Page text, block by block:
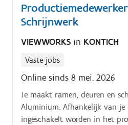
Schrijnwerk
VIEWWORKS in KONTICH
Vaste jobs
Online sinds 8 mei. 2026
Je maakt ramen, deuren en
Aluminium. Afhankelijk van je
ingeschakelt worden in het